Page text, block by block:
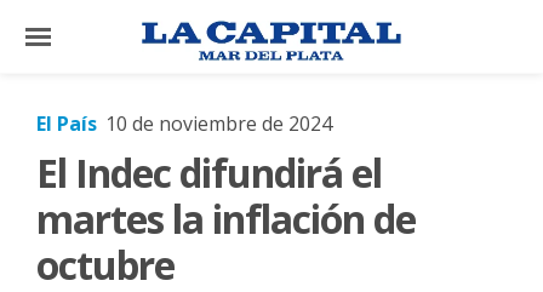
×
El
Mundo
El País 10 de noviembre de 2024
El Indec difundirá el
martes la inflación de
octubre